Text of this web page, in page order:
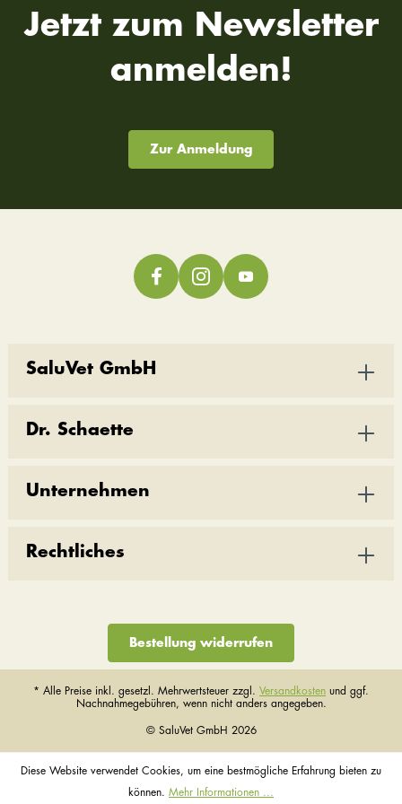
Jetzt zum Newsletter
anmelden!
Zur Anmeldung
SaluVet GmbH
Dr. Schaette
Unternehmen
Rechtliches
Bestellung widerrufen
* Alle Preise inkl. gesetzl. Mehrwertsteuer zzgl. Versandkosten und ggf.
Nachnahmegebühren, wenn nicht anders angegeben.
© SaluVet GmbH 2026
Diese Website verwendet Cookies, um eine bestmögliche Erfahrung bieten zu
können. Mehr Informationen ...